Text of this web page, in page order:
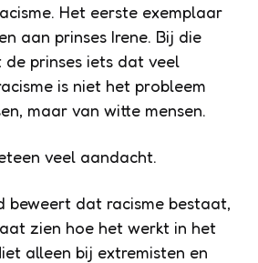
Het eerste exemplaar
aan prinses Irene. Bij die
de prinses iets dat veel
is niet het probleem
maar van witte mensen.
veel aandacht.
beweert dat racisme bestaat,
zien hoe het werkt in het
alleen bij extremisten en